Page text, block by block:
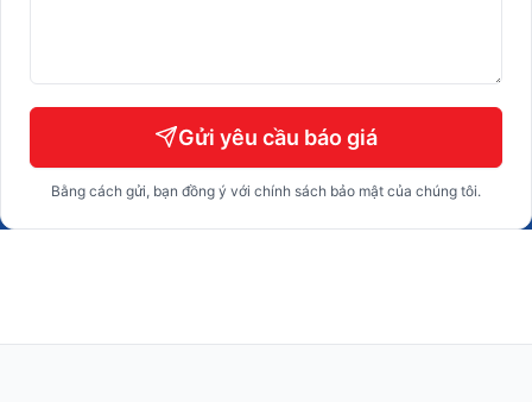
Gửi yêu cầu báo giá
Bằng cách gửi, bạn đồng ý với chính sách bảo mật của chúng tôi.